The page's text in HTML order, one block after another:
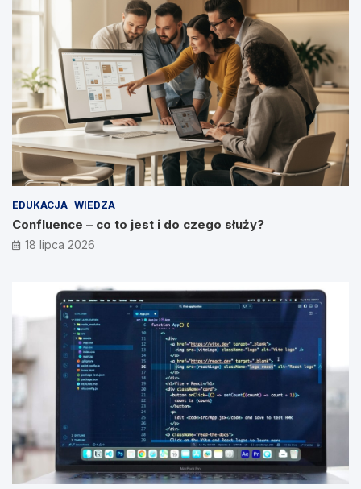
EDUKACJA WIEDZA
Confluence – co to jest i do czego służy?
18 lipca 2026